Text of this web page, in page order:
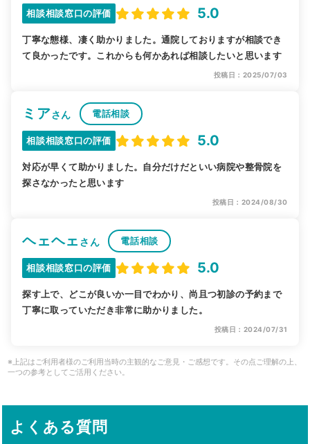
相談相談窓口の評価 5.0
丁寧な態様、凄く助かりました。通院しておりますが相談でき
て良かったです。これからも何かあれば相談したいと思います
投稿日：2025/07/03
ミアさん 電話相談
相談相談窓口の評価 5.0
対応が早くて助かりました。自分だけだといい病院や整骨院を
探さなかったと思います
投稿日：2024/08/30
ヘェヘェ さん 電話相談
相談相談窓口の評価 5.0
探す上で、どこが良いか一目でわかり、尚且つ初診の予約まで
丁寧に取っていただき非常に助かりました。
投稿日：2024/07/31
※上記はご利用者様のご利用当時の主観的なご意見・ご感想です。その点ご理解の上、
一つの参考としてご活用ください。
よくある質問